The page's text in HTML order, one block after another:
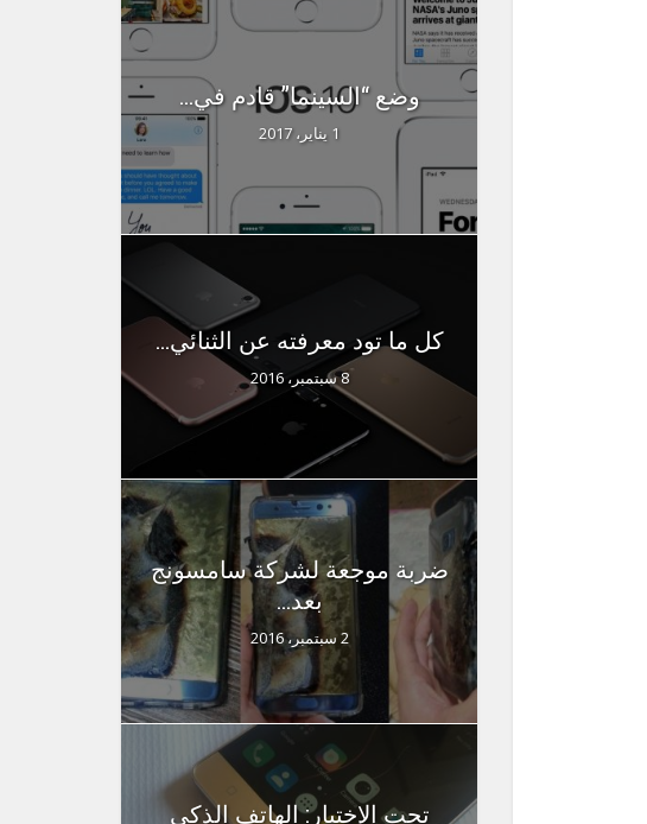
وضع “السينما” قادم في...
1 يناير، 2017
كل ما تود معرفته عن الثنائي...
8 سبتمبر، 2016
ضربة موجعة لشركة سامسونج
بعد...
2 سبتمبر، 2016
تحت الإختبار: الهاتف الذكي